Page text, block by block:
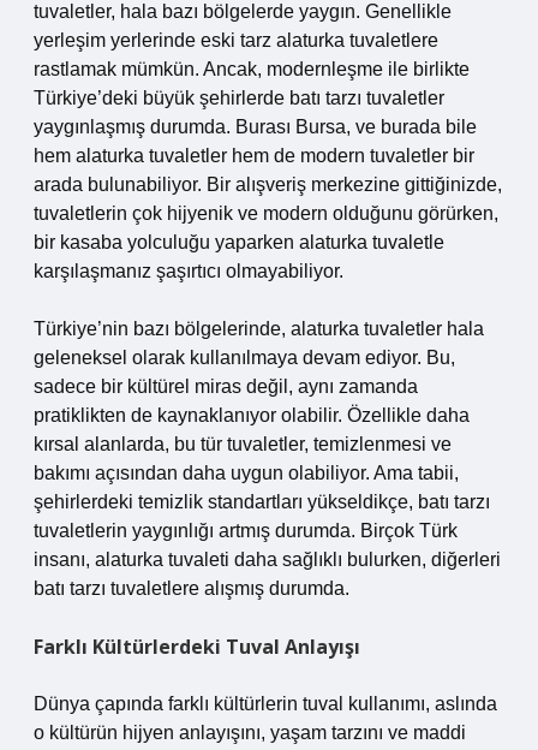
tuvaletler, hala bazı bölgelerde yaygın. Genellikle
yerleşim yerlerinde eski tarz alaturka tuvaletlere
rastlamak mümkün. Ancak, modernleşme ile birlikte
Türkiye’deki büyük şehirlerde batı tarzı tuvaletler
yaygınlaşmış durumda. Burası Bursa, ve burada bile
hem alaturka tuvaletler hem de modern tuvaletler bir
arada bulunabiliyor. Bir alışveriş merkezine gittiğinizde,
tuvaletlerin çok hijyenik ve modern olduğunu görürken,
bir kasaba yolculuğu yaparken alaturka tuvaletle
karşılaşmanız şaşırtıcı olmayabiliyor.
Türkiye’nin bazı bölgelerinde, alaturka tuvaletler hala
geleneksel olarak kullanılmaya devam ediyor. Bu,
sadece bir kültürel miras değil, aynı zamanda
pratiklikten de kaynaklanıyor olabilir. Özellikle daha
kırsal alanlarda, bu tür tuvaletler, temizlenmesi ve
bakımı açısından daha uygun olabiliyor. Ama tabii,
şehirlerdeki temizlik standartları yükseldikçe, batı tarzı
tuvaletlerin yaygınlığı artmış durumda. Birçok Türk
insanı, alaturka tuvaleti daha sağlıklı bulurken, diğerleri
batı tarzı tuvaletlere alışmış durumda.
Farklı Kültürlerdeki Tuval Anlayışı
Dünya çapında farklı kültürlerin tuval kullanımı, aslında
o kültürün hijyen anlayışını, yaşam tarzını ve maddi